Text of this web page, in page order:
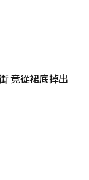
竟從裙底掉出